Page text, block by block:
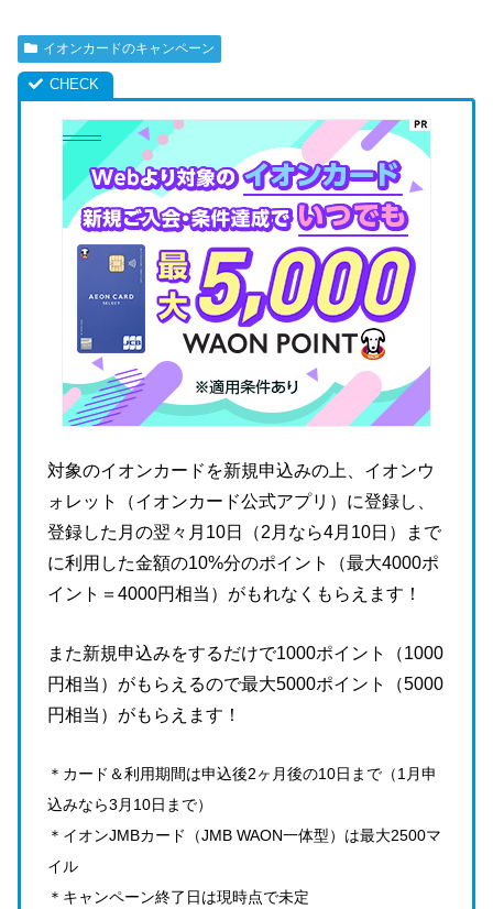
イオンカードのキャンペーン
対象のイオンカードを新規申込みの上、イオンウ
ォレット（イオンカード公式アプリ）に登録し、
登録した月の翌々月10日（2月なら4月10日）まで
に利用した金額の10%分のポイント（最大4000ポ
イント＝4000円相当）がもれなくもらえます！
また新規申込みをするだけで1000ポイント（1000
円相当）がもらえるので最大5000ポイント（5000
円相当）がもらえます！
＊カード＆利用期間は申込後2ヶ月後の10日まで（1月申
込みなら3月10日まで）
＊イオンJMBカード（JMB WAON一体型）は最大2500マ
イル
＊キャンペーン終了日は現時点で未定